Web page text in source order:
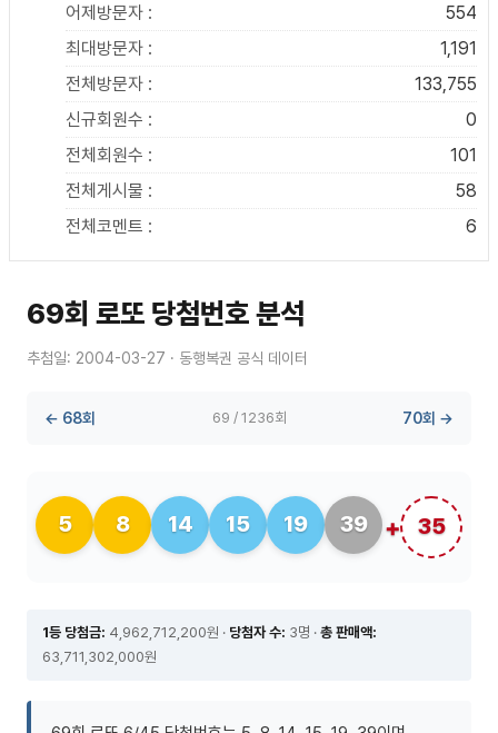
어제방문자 :
554
최대방문자 :
1,191
전체방문자 :
133,755
신규회원수 :
0
전체회원수 :
101
전체게시물 :
58
전체코멘트 :
6
69회 로또 당첨번호 분석
추첨일: 2004-03-27 · 동행복권 공식 데이터
← 68회 69 / 1236회 70회 →
5 8 14 15 19 39 35
1등 당첨금: 4,962,712,200원 · 당첨자 수: 3명 · 총 판매액:
63,711,302,000원